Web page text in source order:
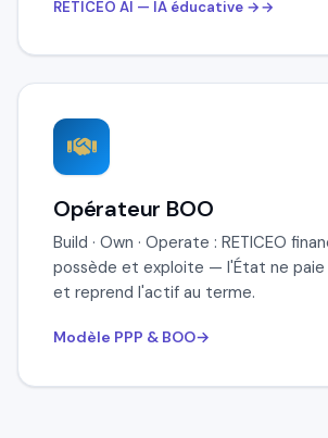
RETICEO AI — IA éducative →
Opérateur BOO
Build · Own · Operate : RETICEO
possède et exploite — l'État ne paie
et reprend l'actif au terme.
Modèle PPP & BOO
RETICEO AI
👋 Bonjour, je suisRETICEO AI
Votre assistant intelligent, formé
technologies, modèle économique,